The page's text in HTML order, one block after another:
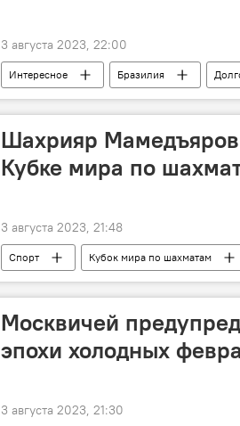
3 августа 2023, 22:00
Интересное Бразилия
Шахрияр
Кубке мира по
3 августа 2023, 21:48
Спорт Кубок мира по шахматам
Москвичей
эпохи холодных
3 августа 2023, 21:30